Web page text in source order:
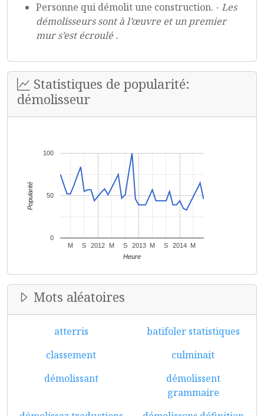
Personne qui démolit une construction. - Les
démolisseurs sont à l’œuvre et un premier
mur s’est écroulé .
Statistiques de popularité:
démolisseur
2012 2013 2014
M S M S M S M
0
50
100
Heure
Popularité
Mots aléatoires
atterris
batifoler statistiques
classement
culminait
démolissant
démolissent
grammaire